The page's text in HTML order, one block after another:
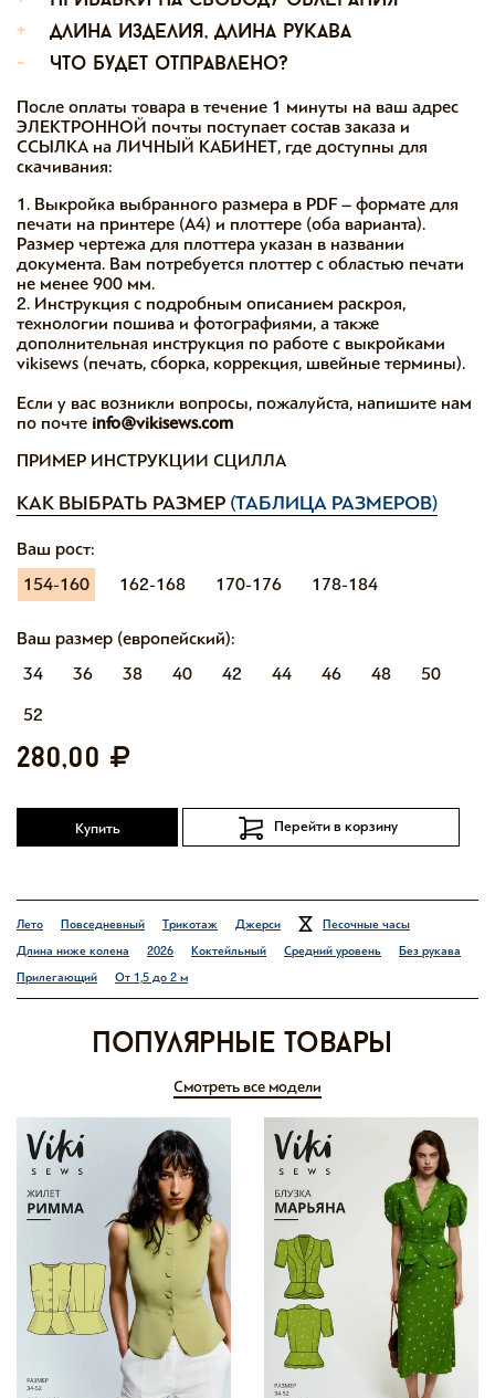
+
длина изделия, длина рукава
-
что будет отправлено?
После оплаты товара в течение 1 минуты на ваш адрес
ЭЛЕКТРОННОЙ почты поступает состав заказа и
ССЫЛКА на ЛИЧНЫЙ КАБИНЕТ, где доступны для
скачивания:
1. Выкройка выбранного размера в PDF – формате для
печати на принтере (А4) и плоттере (оба варианта).
Размер чертежа для плоттера указан в названии
документа. Вам потребуется плоттер с областью печати
не менее 900 мм.
2. Инструкция с подробным описанием раскроя,
технологии пошива и фотографиями, а также
дополнительная инструкция по работе с выкройками
vikisews (печать, сборка, коррекция, швейные термины).
Если у вас возникли вопросы, пожалуйста, напишите нам
по почте info@vikisews.com
ПРИМЕР ИНСТРУКЦИИ СЦИЛЛА
КАК ВЫБРАТЬ РАЗМЕР (ТАБЛИЦА РАЗМЕРОВ)
Ваш рост:
154-160
162-168 170-176 178-184
Ваш размер (европейский):
34
36 38 40 42 44 46 48
50
52
280,00
Купить Перейти в корзину
Лето Повседневный Трикотаж Джерси
Песочные часы
Длина ниже колена
2026 Коктейльный Средний уровень
Без рукава
Прилегающий
От 1,5 до 2 м
Популярные товары
Смотреть все модели